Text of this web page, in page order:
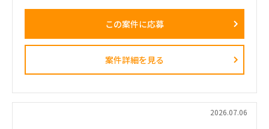
会計モジュールの機能を熟知しており、ご自身でモジュール設
す。
・Oracle Fusion会計プロジェクト実施に向けた準備作業
・会計モジュールの機能一覧、機能概要の文書化支援
・ドキュメント作成に関するアドバイス、または実作業
この案件に応募
案件詳細を見る
2026.07.06